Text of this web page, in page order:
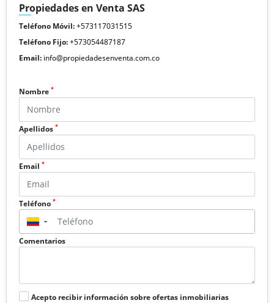
Propiedades en Venta SAS
Teléfono Móvil:+573117031515
Teléfono Fijo:+573054487187
Email: info@propiedadesenventa.com.co
Nombre *
Apellidos *
Email *
Teléfono *
▼
Comentarios
Acepto recibir información sobre ofertas inmobiliarias